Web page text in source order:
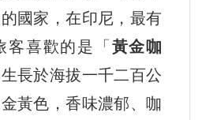
國家，在印尼，最有
喜歡的是「 黃金咖
長於海拔一千二百公
黃色，香味濃郁、咖